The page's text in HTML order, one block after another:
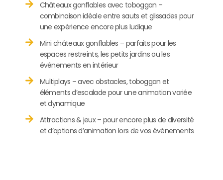
Châteaux gonflables avec toboggan –
combinaison idéale entre sauts et glissades pour
une expérience encore plus ludique
Mini châteaux gonflables – parfaits pour les
espaces restreints, les petits jardins ou les
événements en intérieur
Multiplays – avec obstacles, toboggan et
éléments d’escalade pour une animation variée
et dynamique
Attractions & jeux – pour encore plus de diversité
et d’options d’animation lors de vos événements